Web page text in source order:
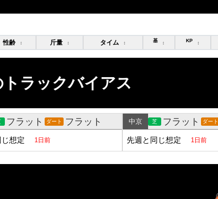
性齢 ↕ 斤量 ↕ タイム ↕ 基 ↕ KP ↕
ラックバイアス
フラット ダート フラット
想定 1日前
中京 芝 フラット ダート
先週と同じ想定 1日前